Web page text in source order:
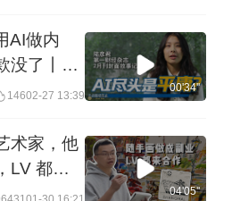
AI做内
没了丨来
14602-27 13:39
00'34''
术家，他
LV 都来
04'05''